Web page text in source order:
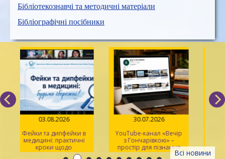
Бібліотекознавчі та методичні матеріали
Бібліографічні посібники
Всі новини
03.08.2026
Фейки та дипфейки в
медицині: практичні
кроки щодо
розпізнавання
30.07.2026
YouTube-канал «Вечір
з Гончарівкою» –
простір для пізнання
та натхнення